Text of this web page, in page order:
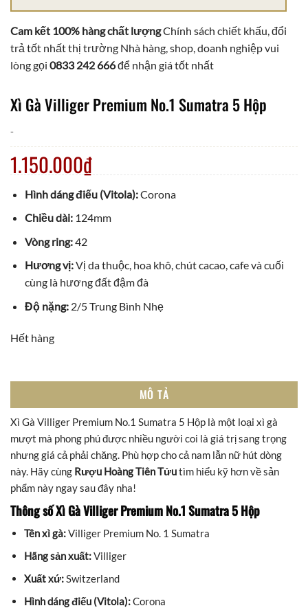
Cam kết 100% hàng chất lượngChính sách chiết khấu, đổi
trả tốt nhất thị trường Nhà hàng, shop, doanh nghiệp vui
lòng gọi 0833 242 666để nhận giá tốt nhất
Xì Gà Villiger Premium No.1 Sumatra 5 Hộp
-
1.150.000₫
Hình dáng điếu (Vitola):Corona
Chiều dài:124mm
Vòng ring:42
Hương vị:Vị da thuộc, hoa khô, chút cacao, cafe và cuối
cùng là hương đất đậm đà
Độ nặng:2/5 Trung Bình Nhẹ
Hết hàng
MÔ TẢ
Xì Gà Villiger Premium No.1 Sumatra 5 Hộp là một loại xì gà
mượt mà phong phú được nhiều người coi là giá trị sang trọng
nhưng giá cả phải chăng. Phù hợp cho cả nam lẫn nữ hút dòng
này. Hãy cùng Rượu Hoàng Tiên Tửutìm hiểu kỹ hơn về sản
phẩm này ngay sau đây nha!
Thông số Xì Gà Villiger Premium No.1 Sumatra 5 Hộp
Tên xì gà:Villiger Premium No. 1 Sumatra
Hãng sản xuất:Villiger
Xuất xứ:Switzerland
Hình dáng điếu (Vitola):Corona